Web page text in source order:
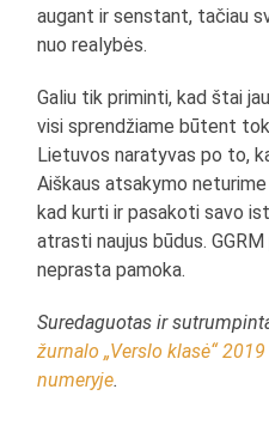
augant ir senstant, tačiau
nuo realybės.
Galiu tik priminti, kad štai
visi sprendžiame būtent
Lietuvos naratyvas po to,
Aiškaus atsakymo
kad kurti ir pasakoti savo
atrasti naujus būdus.
neprasta pamoka.
Suredaguotas ir
žurnalo „Verslo klasė“
numeryje.